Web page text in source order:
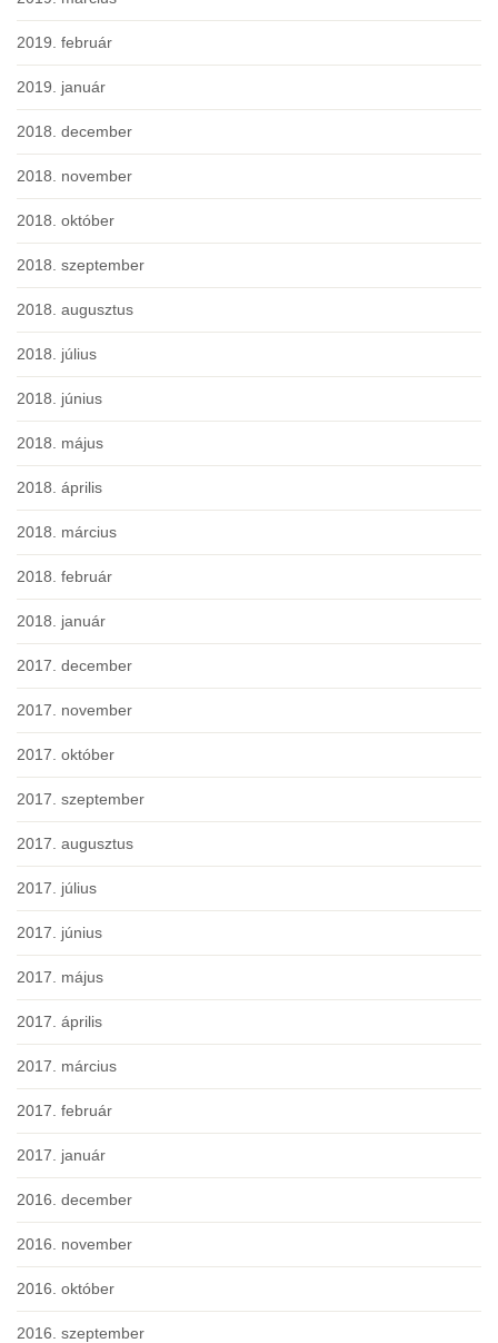
2019. február
2019. január
2018. december
2018. november
2018. október
2018. szeptember
2018. augusztus
2018. július
2018. június
2018. május
2018. április
2018. március
2018. február
2018. január
2017. december
2017. november
2017. október
2017. szeptember
2017. augusztus
2017. július
2017. június
2017. május
2017. április
2017. március
2017. február
2017. január
2016. december
2016. november
2016. október
2016. szeptember